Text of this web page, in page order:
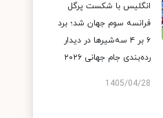
انگلیس با شکست پرگل
فرانسه سوم جهان شد؛ برد
۶ بر ۴ سه‌شیرها در دیدار
رده‌بندی جام جهانی ۲۰۲۶
1405/04/28